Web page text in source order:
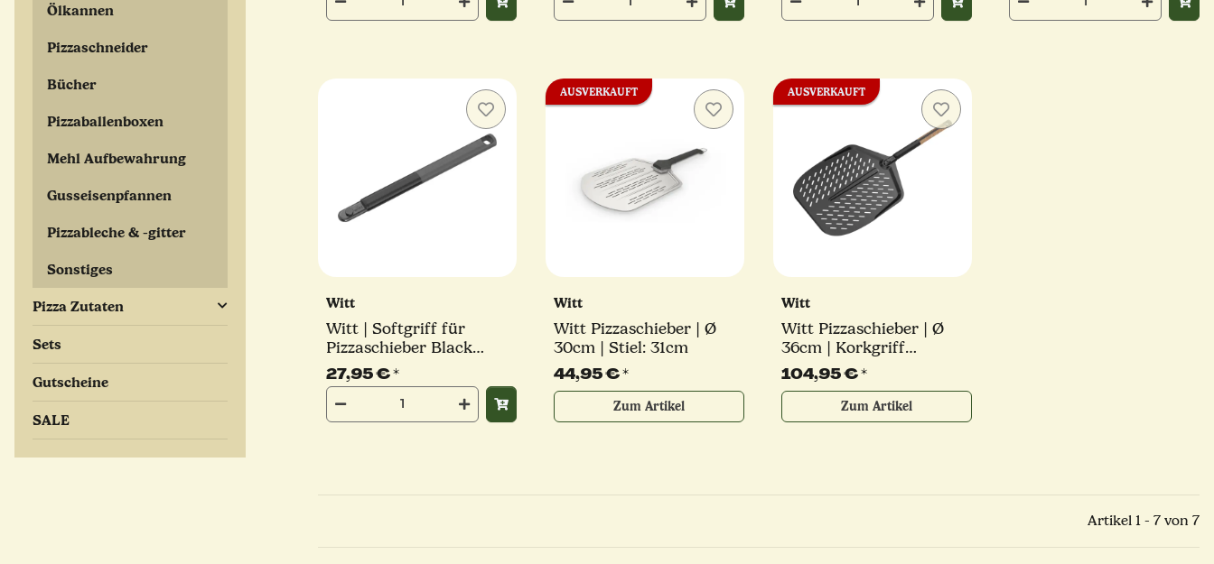
Witt
Witt | Softgriff für
Pizzaschieber Black
Edition
27,95 €*
AUSVERKAUFT
Witt
Witt Pizzaschieber | Ø
30cm | Stiel: 31cm
44,95 €*
Zum Artikel
AUSVERKAUFT
Witt
Witt Pizzaschieber | Ø
36cm | Korkgriff
abnehmbar | Black
Edition
104,95 €*
Zum Artikel
Artikel 1 - 7 von 7
Ölkannen
Pizzaschneider
Bücher
Pizzaballenboxen
Mehl Aufbewahrung
Gusseisenpfannen
Pizzableche & -gitter
Sonstiges
Pizza Zutaten
Sets
Gutscheine
SALE